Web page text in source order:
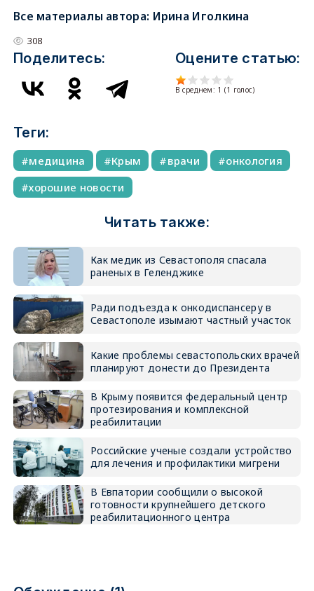
Все материалы автора: Ирина Иголкина
308
Поделитесь: Оцените статью:
В среднем: 1 (1 голос)
Теги:
медицина Крым врачи
онкология
хорошие новости
Читать также:
Как медик из Севастополя спасала
раненых в Геленджике
Ради подъезда к онкодиспансеру в
Севастополе изымают частный участок
Какие проблемы севастопольских врачей
планируют донести до Президента
В Крыму появится федеральный центр
протезирования и комплексной
реабилитации
Российские ученые создали устройство
для лечения и профилактики мигрени
В Евпатории сообщили о высокой
готовности крупнейшего детского
реабилитационного центра